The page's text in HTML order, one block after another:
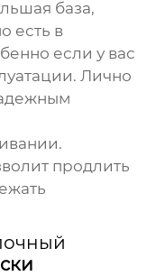
база,
есть в
если у вас
Лично
продлить